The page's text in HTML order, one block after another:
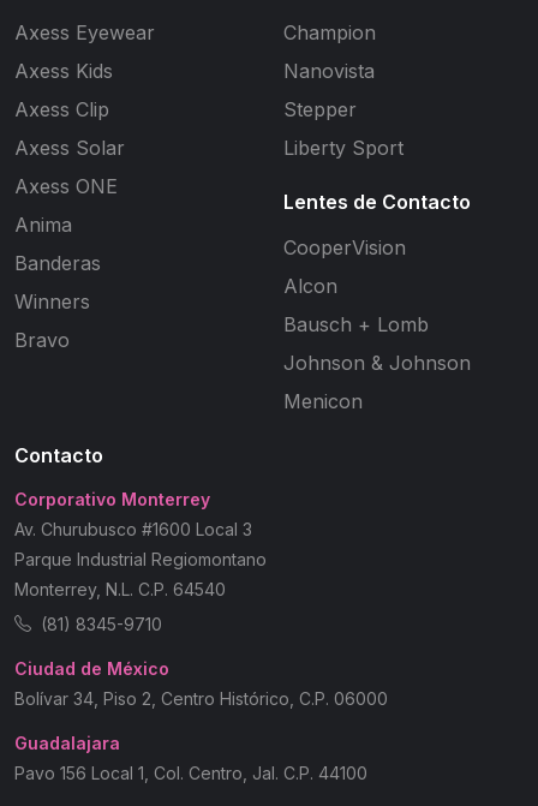
Axess Eyewear
Axess Kids
Axess Clip
Axess Solar
Axess ONE
Anima
Banderas
Winners
Bravo
Champion
Nanovista
Stepper
Liberty Sport
Lentes de Contacto
CooperVision
Alcon
Bausch + Lomb
Johnson & Johnson
Menicon
Contacto
Corporativo Monterrey
Av. Churubusco #1600 Local 3
Parque Industrial Regiomontano
Monterrey, N.L. C.P. 64540
(81) 8345-9710
Ciudad de México
Bolívar 34, Piso 2, Centro Histórico, C.P. 06000
Guadalajara
Pavo 156 Local 1, Col. Centro, Jal. C.P. 44100